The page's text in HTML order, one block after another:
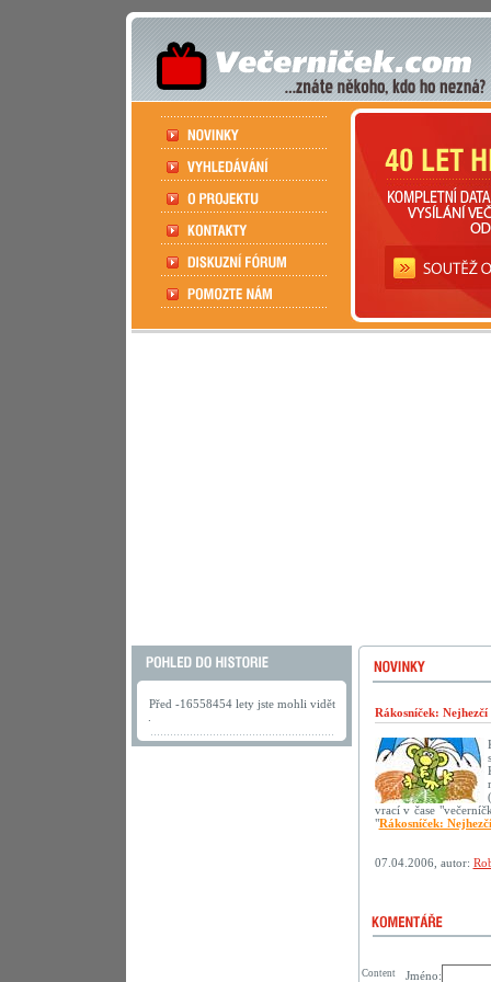
Před -16558454 lety jste mohli vidět
Rákosníček:
vrací v čase
"Rákosníček:
07.04.2006, autor:
Jméno:
Content